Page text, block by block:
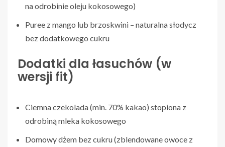
na odrobinie oleju kokosowego)
Puree z mango lub brzoskwini – naturalna słodycz
bez dodatkowego cukru
Dodatki dla łasuchów (w
wersji fit)
Ciemna czekolada (min. 70% kakao) stopiona z
odrobiną mleka kokosowego
Domowy dżem bez cukru (zblendowane owoce z